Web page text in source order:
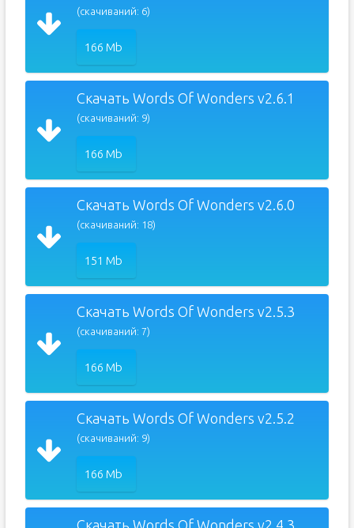
(скачиваний: 6)
166 Mb
Скачать Words Of Wonders v2.6.1
(скачиваний: 9)
166 Mb
Скачать Words Of Wonders v2.6.0
(скачиваний: 18)
151 Mb
Скачать Words Of Wonders v2.5.3
(скачиваний: 7)
166 Mb
Скачать Words Of Wonders v2.5.2
(скачиваний: 9)
166 Mb
Скачать Words Of Wonders v2.4.3